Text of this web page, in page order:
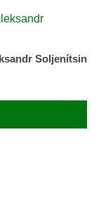
Soljenítsin